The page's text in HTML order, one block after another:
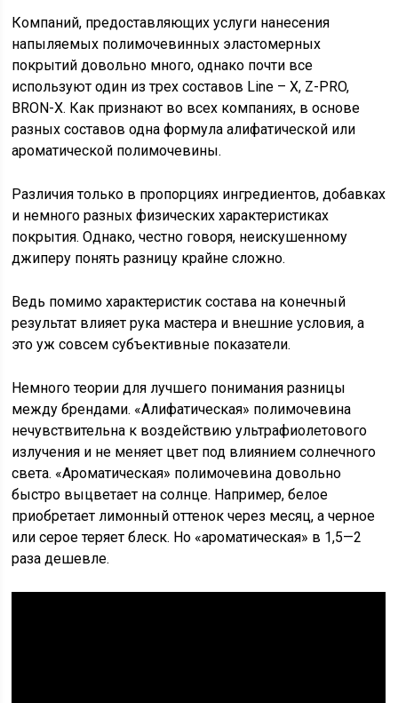
Компаний, предоставляющих услуги нанесения
напыляемых полимочевинных эластомерных
покрытий довольно много, однако почти все
используют один из трех составов Line – X, Z-PRO,
BRON-X. Как признают во всех компаниях, в основе
разных составов одна формула алифатической или
ароматической полимочевины.
Различия только в пропорциях ингредиентов, добавках
и немного разных физических характеристиках
покрытия. Однако, честно говоря, неискушенному
джиперу понять разницу крайне сложно.
Ведь помимо характеристик состава на конечный
результат влияет рука мастера и внешние условия, а
это уж совсем субъективные показатели.
Немного теории для лучшего понимания разницы
между брендами. «Алифатическая» полимочевина
нечувствительна к воздействию ультрафиолетового
излучения и не меняет цвет под влиянием солнечного
света. «Ароматическая» полимочевина довольно
быстро выцветает на солнце. Например, белое
приобретает лимонный оттенок через месяц, а черное
или серое теряет блеск. Но «ароматическая» в 1,5—2
раза дешевле.